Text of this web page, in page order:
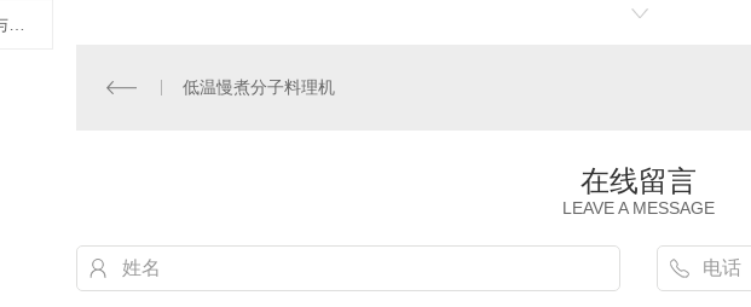
中央厨房设备的创新技术与趋势解析
低温慢煮分子料理机
在线留言
LEAVE A MESSAGE